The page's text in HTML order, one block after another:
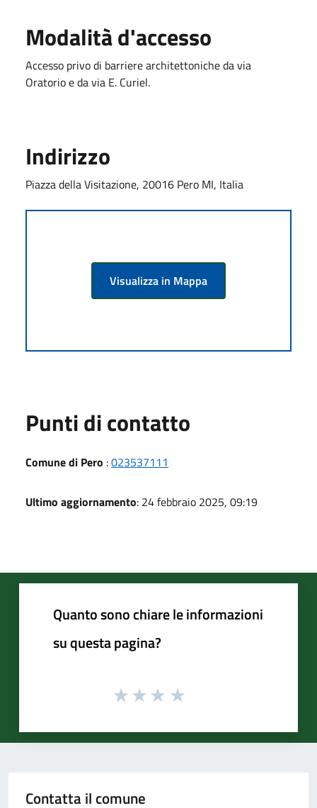
Modalità d'accesso
Accesso privo di barriere architettoniche da via
Oratorio e da via E. Curiel.
Indirizzo
Piazza della Visitazione, 20016 Pero MI, Italia
Visualizza in Mappa
Punti di contatto
Comune di Pero :023537111
Ultimo aggiornamento: 24 febbraio 2025, 09:19
Quanto sono chiare le informazioni
su questa pagina?
Contatta il comune